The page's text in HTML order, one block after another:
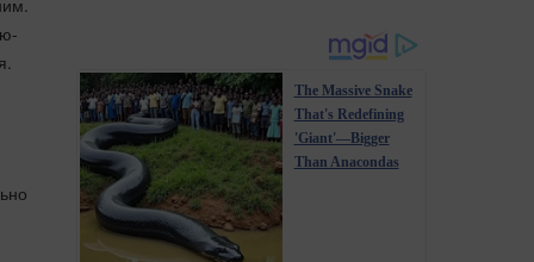
The Massive Snake
That's Redefining
'Giant'—Bigger
Than Anacondas